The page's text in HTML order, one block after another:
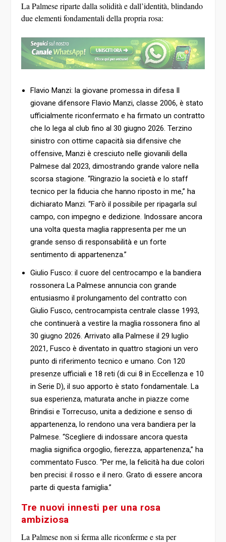
La Palmese riparte dalla solidità e dall’identità, blindando
due elementi fondamentali della propria rosa:
Flavio Manzi: la giovane promessa in difesaIl
giovane difensore Flavio Manzi, classe 2006, è stato
ufficialmente riconfermato e ha firmato un contratto
che lo lega al club fino al 30 giugno 2026. Terzino
sinistro con ottime capacità sia difensive che
offensive, Manzi è cresciuto nelle giovanili della
Palmese dal 2023, dimostrando grande valore nella
scorsa stagione. “Ringrazio la società e lo staff
tecnico per la fiducia che hanno riposto in me,” ha
dichiarato Manzi. “Farò il possibile per ripagarla sul
campo, con impegno e dedizione. Indossare ancora
una volta questa maglia rappresenta per me un
grande senso di responsabilità e un forte
sentimento di appartenenza.”
Giulio Fusco: il cuore del centrocampo e la bandiera
rossoneraLa Palmese annuncia con grande
entusiasmo il prolungamento del contratto con
Giulio Fusco, centrocampista centrale classe 1993,
che continuerà a vestire la maglia rossonera fino al
30 giugno 2026. Arrivato alla Palmese il 29 luglio
2021, Fusco è diventato in quattro stagioni un vero
punto di riferimento tecnico e umano. Con 120
presenze ufficiali e 18 reti (di cui 8 in Eccellenza e 10
in Serie D), il suo apporto è stato fondamentale. La
sua esperienza, maturata anche in piazze come
Brindisi e Torrecuso, unita a dedizione e senso di
appartenenza, lo rendono una vera bandiera per la
Palmese. “Scegliere di indossare ancora questa
maglia significa orgoglio, fierezza, appartenenza,” ha
commentato Fusco. “Per me, la felicità ha due colori
ben precisi: il rosso e il nero. Grato di essere ancora
parte di questa famiglia.”
Tre nuovi innesti per una rosa
ambiziosa
La Palmese non si ferma alle riconferme e sta per